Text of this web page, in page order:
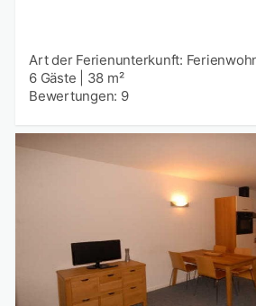
Art der Ferienunterkunft:
6 Gäste
38 m²
Bewertungen: 9